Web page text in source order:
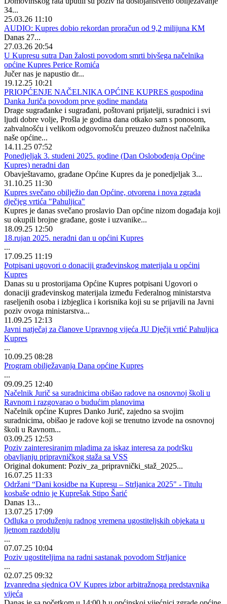
34...
25.03.26 11:10
AUDIO: Kupres dobio rekordan proračun od 9,2 milijuna KM
Danas 27...
27.03.26 20:54
U Kupresu sutra Dan žalosti povodom smrti bivšega načelnika
općine Kupres Perice Romića
Jučer nas je napustio dr...
19.12.25 10:21
PRIOPĆENJE NAČELNIKA OPĆINE KUPRES gospodina
Danka Juriča povodom prve godine mandata
Drage sugrađanke i sugrađani, poštovani prijatelji, suradnici i svi
ljudi dobre volje, Prošla je godina dana otkako sam s ponosom,
zahvalnošću i velikom odgovornošću preuzeo dužnost načelnika
naše općine...
14.11.25 07:52
Ponedjeljak 3. studeni 2025. godine (Dan Oslobođenja Općine
Kupres) neradni dan
Obavještavamo, građane Općine Kupres da je ponedjeljak 3...
31.10.25 11:30
Kupres svečano obilježio dan Općine, otvorena i nova zgrada
dječjeg vrtića "Pahuljica"
Kupres je danas svečano proslavio Dan općine nizom događaja koji
su okupili brojne građane, goste i uzvanike...
18.09.25 12:50
18.rujan 2025. neradni dan u općini Kupres
...
17.09.25 11:19
Potpisani ugovori o donaciji građevinskog materijala u općini
Kupres
Danas su u prostorijama Općine Kupres potpisani Ugovori o
donaciji građevinskog materijala između Federalnog ministarstva
raseljenih osoba i izbjeglica i korisnika koji su se prijavili na Javni
poziv ovoga ministarstva...
11.09.25 12:13
Javni natječaj za članove Upravnog vijeća JU Dječji vrtić Pahuljica
Kupres
...
10.09.25 08:28
Program obilježavanja Dana općine Kupres
...
09.09.25 12:40
Načelnik Jurič sa suradnicima obišao radove na osnovnoj školi u
Ravnom i razgovarao o budućim planovima
Načelnik općine Kupres Danko Jurič, zajedno sa svojim
suradnicima, obišao je radove koji se trenutno izvode na osnovnoj
školi u Ravnom...
03.09.25 12:53
Poziv zainteresiranim mladima za iskaz interesa za podršku
obavljanju pripravničkog staža sa VSS
Original dokument: Poziv_za_pripravnički_staž_2025...
16.07.25 11:33
Održani “Dani kosidbe na Kupresu – Strljanica 2025" - Titulu
kosbaše odnio je Kuprešak Stipo Šarić
Danas 13...
13.07.25 17:09
Odluka o produženju radnog vremena ugostiteljskih objekata u
ljetnom razdoblju
...
07.07.25 10:04
Poziv ugostiteljima na radni sastanak povodom Strljanice
...
02.07.25 09:32
Izvanredna sjednica OV Kupres izbor arbitražnoga predstavnika
vijeća